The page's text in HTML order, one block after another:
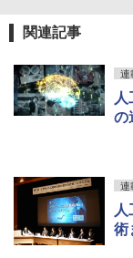
関連記事
連
の
連
術